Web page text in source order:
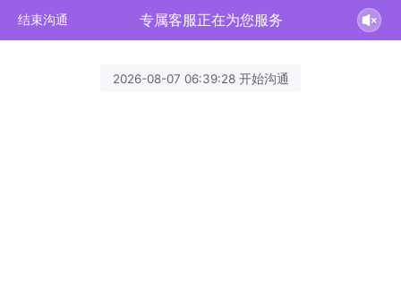
结束沟通 专属客服正在为您服务
2026-08-07 06:39:28 开始沟通